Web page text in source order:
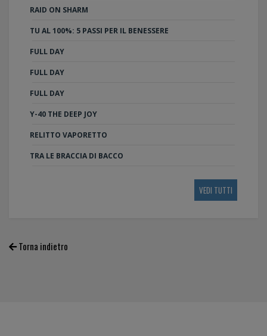
RAID ON SHARM
TU AL 100%: 5 PASSI PER IL BENESSERE
FULL DAY
FULL DAY
FULL DAY
Y-40 THE DEEP JOY
RELITTO VAPORETTO
TRA LE BRACCIA DI BACCO
VEDI TUTTI
Torna indietro